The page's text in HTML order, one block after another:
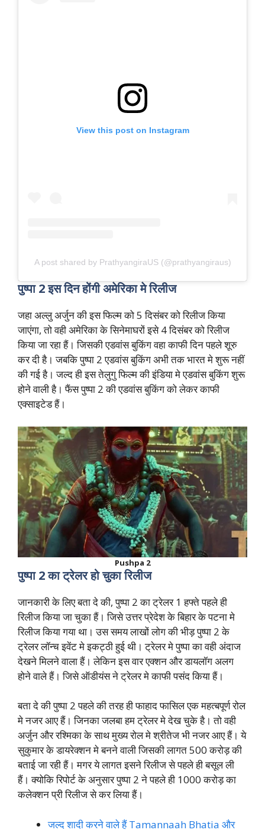
View this post on Instagram
A post shared by PrathyangiraUS (@prathyangiraus)
पुष्पा 2 इस दिन होंगी अमेरिका मे रिलीज
जहा अल्लु अर्जुन की इस फिल्म को 5 दिसंबर को रिलीज किया
जाएंगा, तो वही अमेरिका के सिनेमाघरों इसे 4 दिसंबर को रिलीज
किया जा रहा हैं। जिसकी एडवांस बुकिंग वहा काफी दिन पहले शूरु
कर दी है। जबकि पुष्पा 2 एडवांस बुकिंग अभी तक भारत मे शुरू नहीं
की गई है। जल्द ही इस तेलुगु फिल्म की इंडिया मे एडवांस बुकिंग शुरू
होने वाली है। फैंस पुष्पा 2 की एडवांस बुकिंग को लेकर काफी
एक्साइटेड हैं।
Pushpa 2
पुष्पा 2 का ट्रेलर हो चुका रिलीज
जानकारी के लिए बता दे की, पुष्पा 2 का ट्रेलर 1 हफ्ते पहले ही
रिलीज किया जा चुका हैं। जिसे उत्तर प्रेदेश के बिहार के पटना मे
रिलीज किया गया था। उस समय लाखों लोग की भीड़ पुष्पा 2 के
ट्रेलर लॉन्च इवेंट मे इकट्ठी हुई थी। ट्रेलर मे पुष्पा का वही अंदाज
देखने मिलने वाला हैं। लेकिन इस वार एक्शन और डायलॉग अलग
होने वाले हैं। जिसे ऑडीयंस ने ट्रेलर मे काफी पसंद किया हैं।
बता दे की पुष्पा 2 पहले की तरह ही फाहाद फासिल एक महत्बपूर्ण रोल
मे नजर आए हैं। जिनका जलबा हम ट्रेलर मे देख चुके है। तो वही
अर्जुन और रश्मिका के साथ मुख्य रोल मे श्रीतेज भी नजर आए हैं। ये
सुकुमार के डायरेक्शन मे बनने वाली जिसकी लागत 500 करोड़ की
बताई जा रही हैं। मगर ये लागत इसने रिलीज से पहले ही बसूल ली
हैं। क्योकि रिपोर्ट के अनुसार पुष्पा 2 ने पहले ही 1000 करोड़ का
कलेक्शन प्री रिलीज से कर लिया हैं।
जल्द शादी करने वाले हैं Tamannaah Bhatia और